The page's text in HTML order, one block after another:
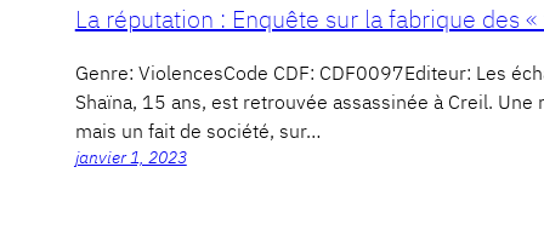
La réputation : Enquête sur la fabrique des
Genre: ViolencesCode CDF: CDF0097Editeur: Les
Shaïna, 15 ans, est retrouvée assassinée à Creil.
mais un fait de société, sur…
janvier 1, 2023